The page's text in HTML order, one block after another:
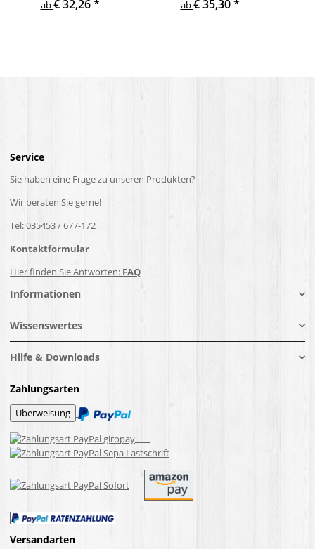
und Enden
ab€ 32,26*
Edelstahlhalter und
ab€ 35,30*
Service
Sie haben eine Frage zu unseren Produkten?
Wir beraten Sie gerne!
Tel: 035453 / 677-172
Kontaktformular
Hier finden Sie Antworten: FAQ
Informationen
Wissenswertes
Hilfe & Downloads
Zahlungsarten
Versandarten